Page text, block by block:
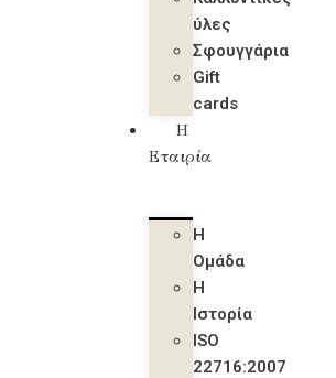
ύλες
Σφουγγάρια
Gift
cards
Η
Εταιρία
Η
Ομάδα
Η
Ιστορία
ISO
22716:2007